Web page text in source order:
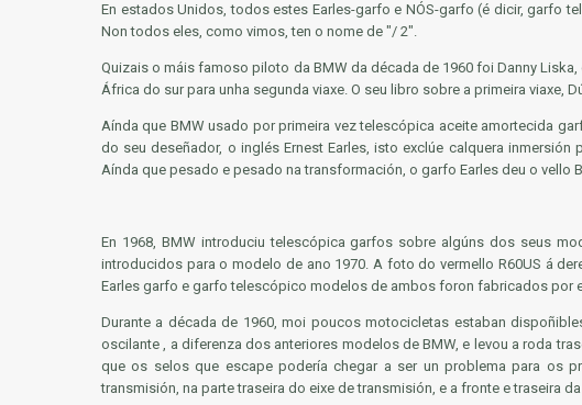
En estados Unidos, todos estes Earles-garfo e NÓS-garfo (é dicir, garfo
Non todos eles, como vimos, ten o nome de "/ 2".
Quizais o máis famoso piloto da BMW da década de 1960 foi Danny
África do sur para unha segunda viaxe. O seu libro sobre a primeira viaxe,
Aínda que BMW usado por primeira vez telescópica aceite amortecida
do seu deseñador, o inglés Ernest Earles, isto exclúe calquera
Aínda que pesado e pesado na transformación, o garfo Earles deu o vello
En 1968, BMW introduciu telescópica garfos sobre algúns dos seus
introducidos para o modelo de ano 1970. A foto do vermello R60US á
Earles garfo e garfo telescópico modelos de ambos foron fabricados por
Durante a década de 1960, moi poucos motocicletas estaban
oscilante , a diferenza dos anteriores modelos de BMW, e levou a roda
que os selos que escape podería chegar a ser un problema para os
transmisión, na parte traseira do eixe de transmisión, e a fronte e traseira